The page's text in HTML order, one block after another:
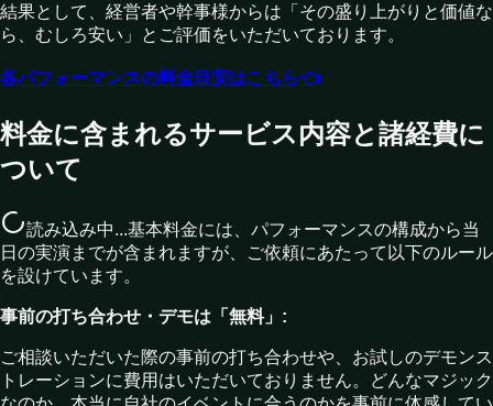
結果として、経営者や幹事様からは「その盛り上がりと価値な
ら、むしろ安い」とご評価をいただいております。
各パフォーマンスの料金目安はこちら👈
料金に含まれるサービス内容と諸経費に
ついて
読み込み中...基本料金には、パフォーマンスの構成から当
日の実演までが含まれますが、ご依頼にあたって以下のルール
を設けています。
事前の打ち合わせ・デモは「無料」:
ご相談いただいた際の事前の打ち合わせや、お試しのデモンス
トレーションに費用はいただいておりません。どんなマジック